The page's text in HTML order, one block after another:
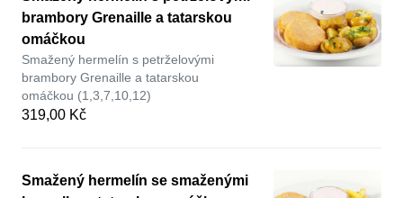
brambory Grenaille a tatarskou
omáčkou
Smažený hermelín s petrželovými
brambory Grenaille a tatarskou
omáčkou (1,3,7,10,12)
319,00 Kč
Smažený hermelín se smaženými